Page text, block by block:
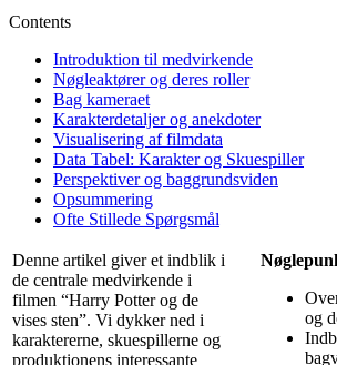
Contents
Introduktion til medvirkende
Nøgleaktører og deres roller
Bag kameraet
Karakterdetaljer og anekdoter
Visualisering af filmdata
Data Tabel: Karakter og Skuespiller
Perspektiver og baggrundsviden
Opsummering
Ofte Stillede Spørgsmål
Denne artikel giver et indblik i
de centrale medvirkende i
filmen “Harry Potter og de
vises sten”. Vi dykker ned i
karaktererne, skuespillerne og
produktionens interessante
og